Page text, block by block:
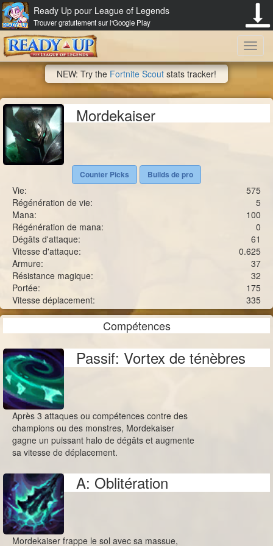
Ready Up pour League of Legends
Trouver gratuitement sur l'Google Play
NEW: Try the Fortnite Scout stats tracker!
Mordekaiser
Counter Picks Builds de pro
Vie:
575
Régénération de vie:
5
Mana:
100
Régénération de mana:
0
Dégâts d'attaque:
61
Vitesse d'attaque:
0.625
Armure:
37
Résistance magique:
32
Portée:
175
Vitesse déplacement:
335
Compétences
Passif: Vortex de ténèbres
Après 3 attaques ou compétences contre des
champions ou des monstres, Mordekaiser
gagne un puissant halo de dégâts et augmente
sa vitesse de déplacement.
A: Oblitération
Mordekaiser frappe le sol avec sa massue,